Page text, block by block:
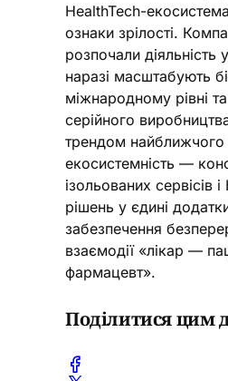
HealthTech-
ознаки зрілості.
розпочали діяльність
наразі масштабують
міжнародному рівні
серійного
трендом найближчого
екосистемність —
ізольованих сервісів
рішень у єдині
забезпечення
взаємодії «лікар —
фармацевт».
Поділитися цим